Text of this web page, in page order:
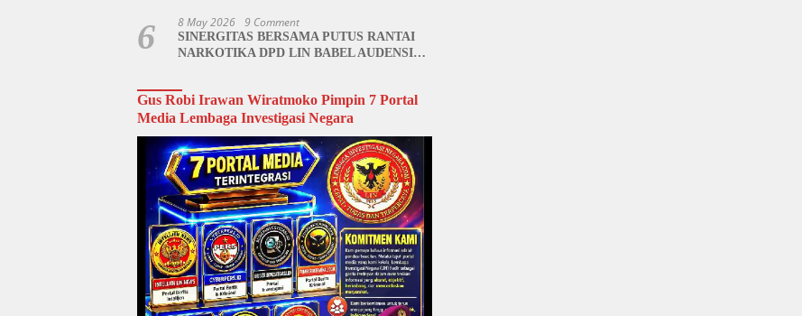
6 8 May 2026 9 Comment
SINERGITAS BERSAMA PUTUS RANTAI
NARKOTIKA DPD LIN BABEL AUDENSI
Gus Robi Irawan Wiratmoko Pimpin 7 Portal
Media Lembaga Investigasi Negara